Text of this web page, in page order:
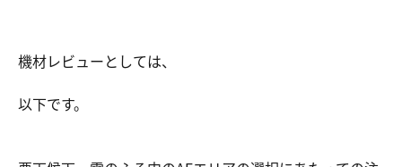
機材レビューとしては、
以下です。